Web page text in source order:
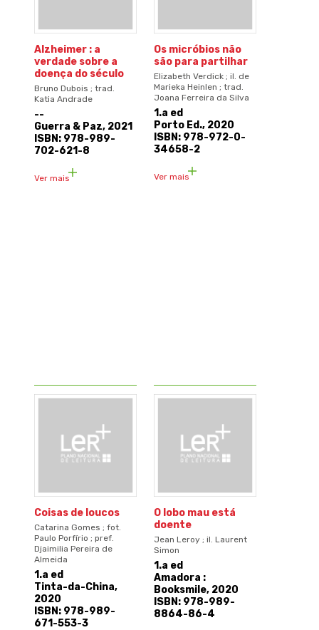
Alzheimer : a
verdade sobre a
doença do século
Bruno Dubois ; trad.
Katia Andrade
--
Guerra & Paz, 2021
ISBN: 978-989-
702-621-8
Ver mais
Os micróbios não
são para partilhar
Elizabeth Verdick ; il. de
Marieka Heinlen ; trad.
Joana Ferreira da Silva
1.a ed
Porto Ed., 2020
ISBN: 978-972-0-
34658-2
Ver mais
Coisas de loucos
Catarina Gomes ; fot.
Paulo Porfírio ; pref.
Djaimilia Pereira de
Almeida
1.a ed
Tinta-da-China,
2020
ISBN: 978-989-
671-553-3
O lobo mau está
doente
Jean Leroy ; il. Laurent
Simon
1.a ed
Amadora :
Booksmile, 2020
ISBN: 978-989-
8864-86-4